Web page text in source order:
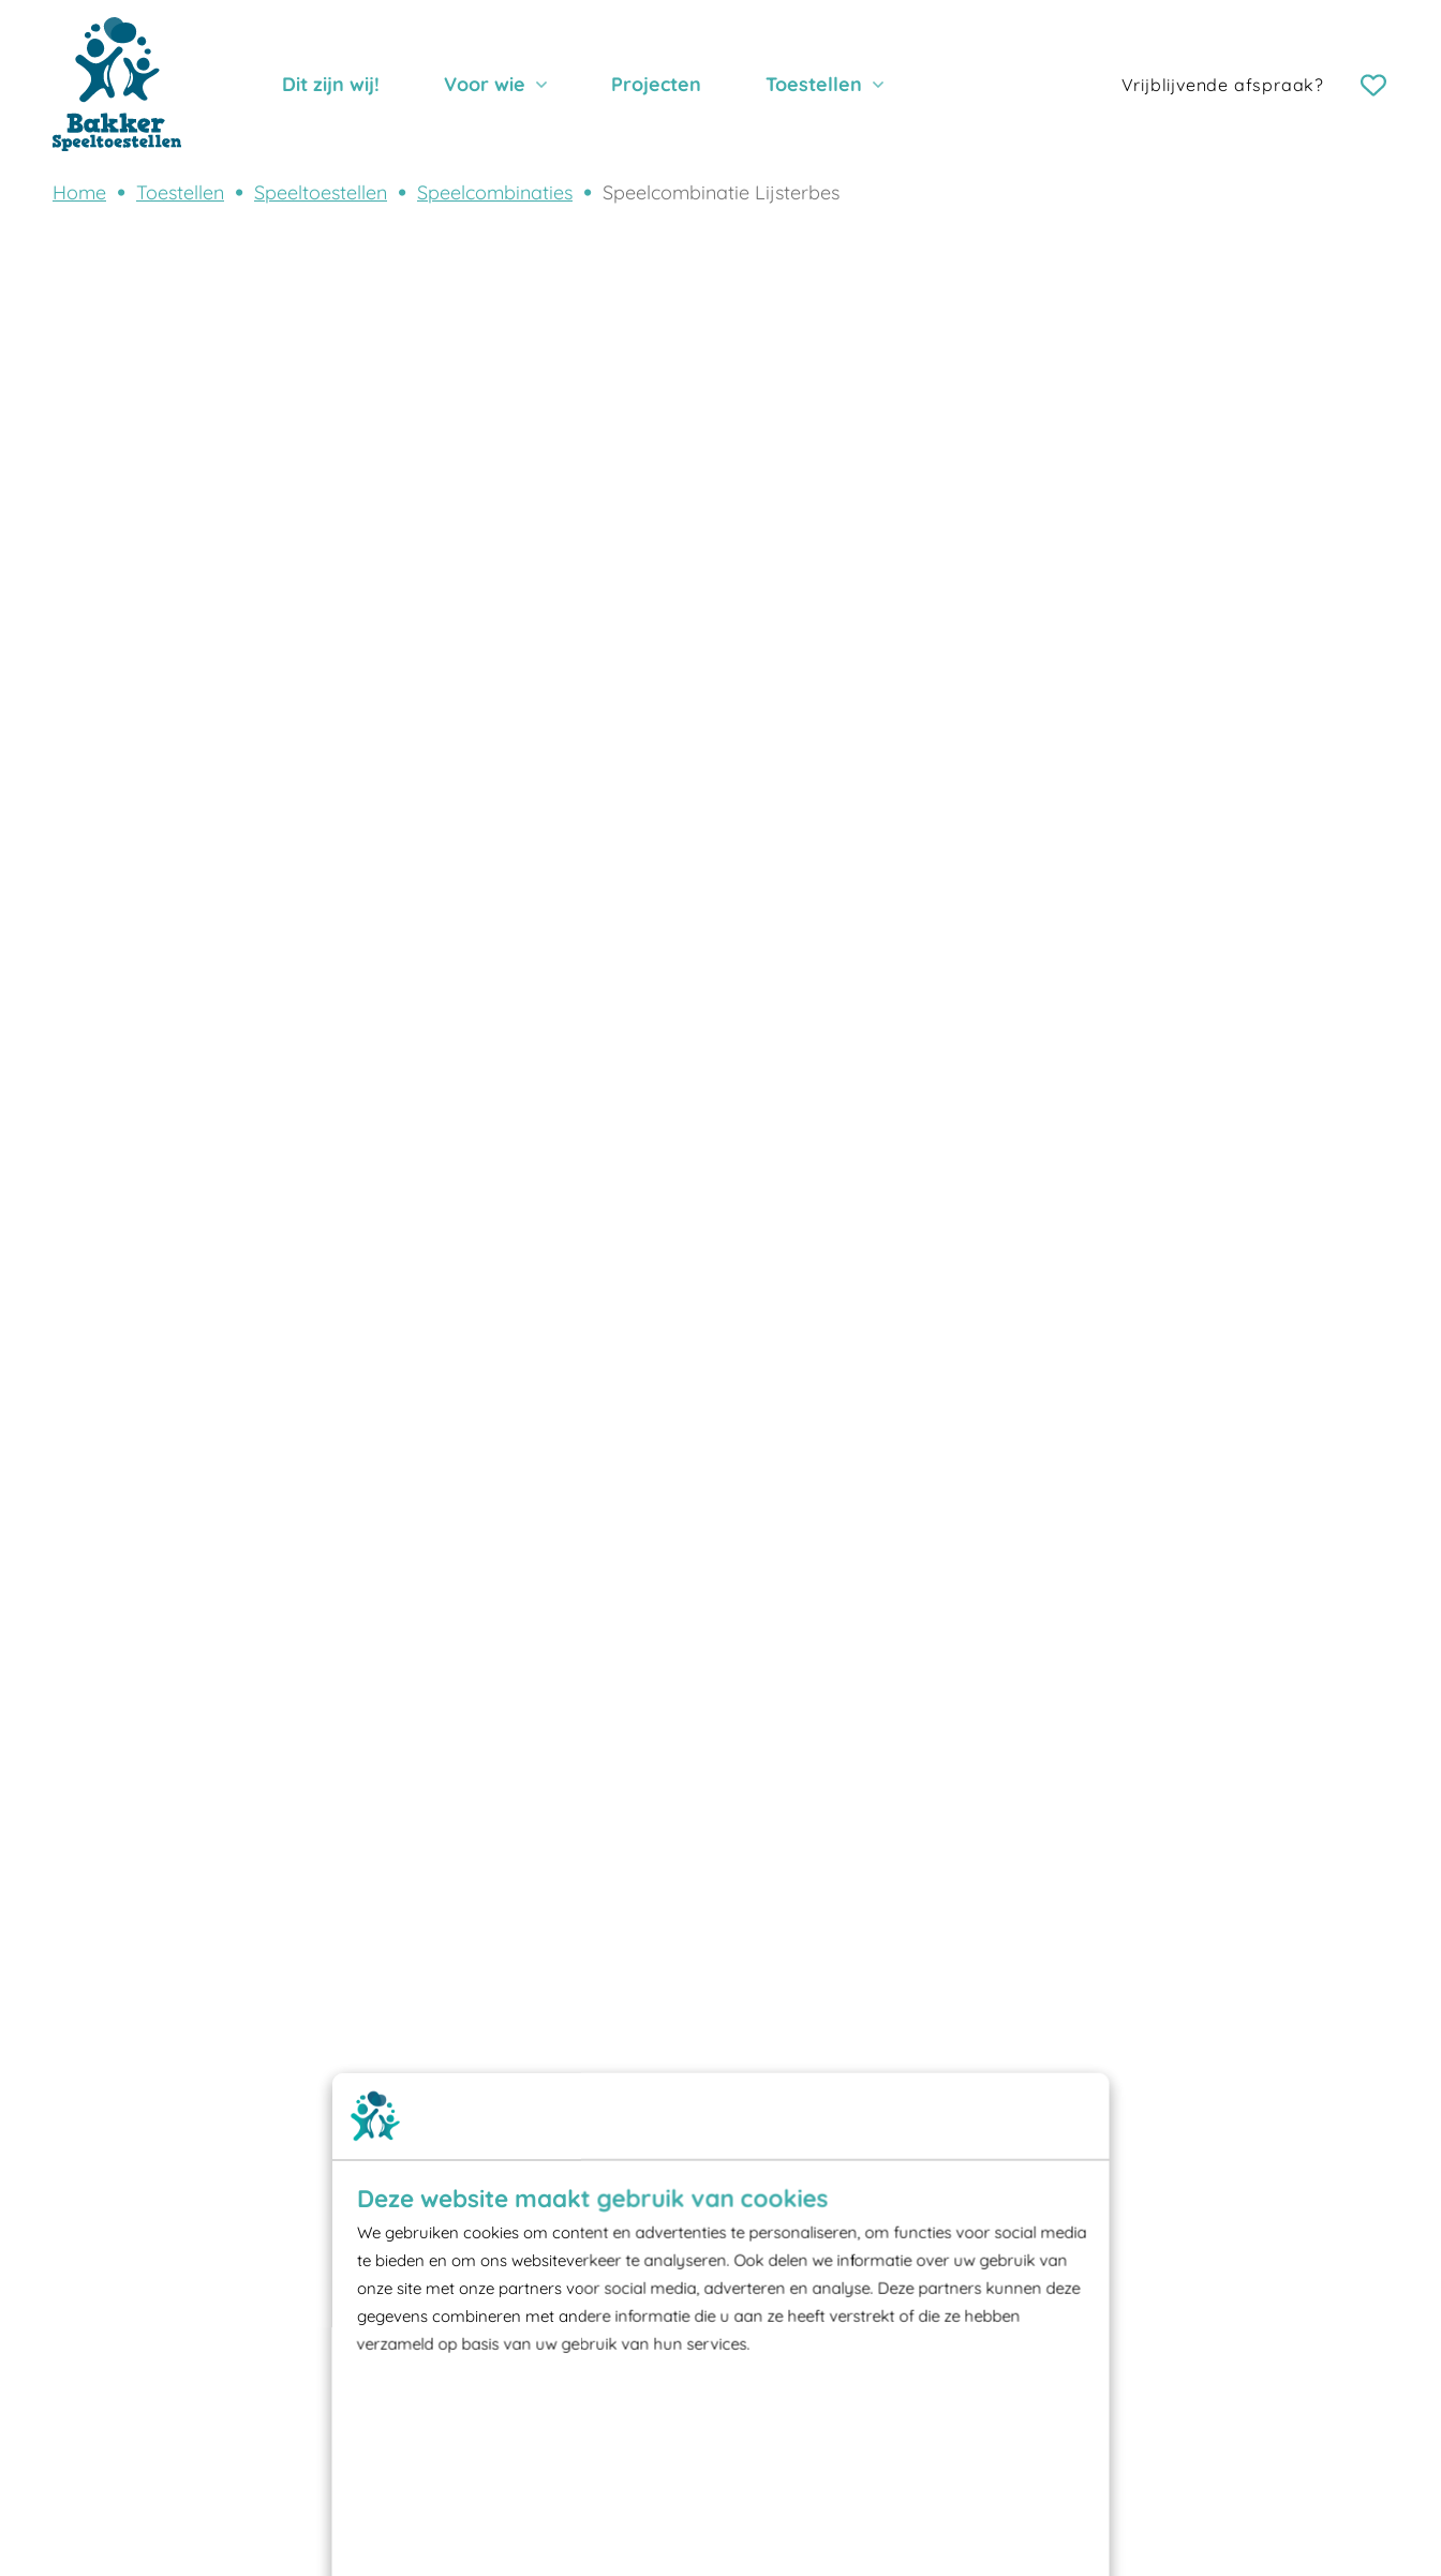
Deze website maakt gebruik van cookies
We gebruiken cookies om content en advertenties te personaliseren, om functies voor social media
te bieden en om ons websiteverkeer te analyseren. Ook delen we informatie over uw gebruik van
onze site met onze partners voor social media, adverteren en analyse. Deze partners kunnen deze
gegevens combineren met andere informatie die u aan ze heeft verstrekt of die ze hebben
verzameld op basis van uw gebruik van hun services.
Dit zijn wij! Voor wie Projecten Toestellen Vrijblijvende afspraak?
Home Toestellen Speeltoestellen Speelcombinaties Speelcombinatie Lijsterbes